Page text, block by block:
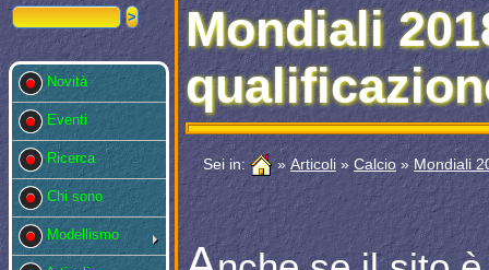
Novità
Eventi
Ricerca
Chi sono
Modellismo
Mondiali
Sei in: »Articoli» Calcio» Mondiali